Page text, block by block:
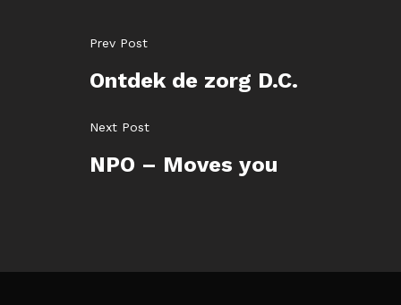
Prev Post
Ontdek de zorg D.C.
Next Post
NPO – Moves you